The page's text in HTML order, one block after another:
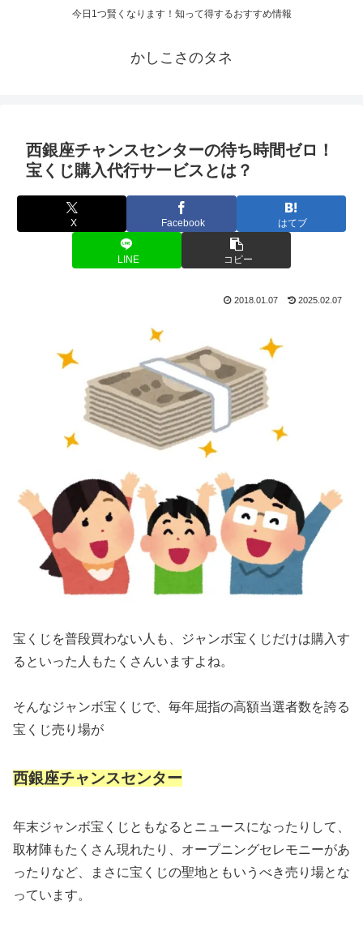
今日1つ賢くなります！知って得するおすすめ情報
かしこさのタネ
西銀座チャンスセンターの待ち時間ゼロ！
宝くじ購入代行サービスとは？
X Facebook はてブ
LINE コピー
2018.01.07 2025.02.07
宝くじを普段買わない人も、ジャンボ宝くじだけは購入す
るといった人もたくさんいますよね。
そんなジャンボ宝くじで、毎年屈指の高額当選者数を誇る
宝くじ売り場が
西銀座チャンスセンター
年末ジャンボ宝くじともなるとニュースになったりして、
取材陣もたくさん現れたり、オープニングセレモニーがあ
ったりなど、まさに宝くじの聖地ともいうべき売り場とな
っています。